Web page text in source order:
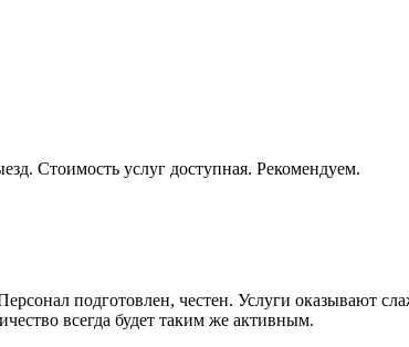
Стоимость услуг доступная. Рекомендуем.
подготовлен, честен. Услуги оказывают
всегда будет таким же активным.